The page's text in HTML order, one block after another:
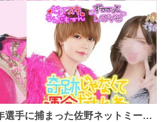
選手に捕まった佐野ネットミーム